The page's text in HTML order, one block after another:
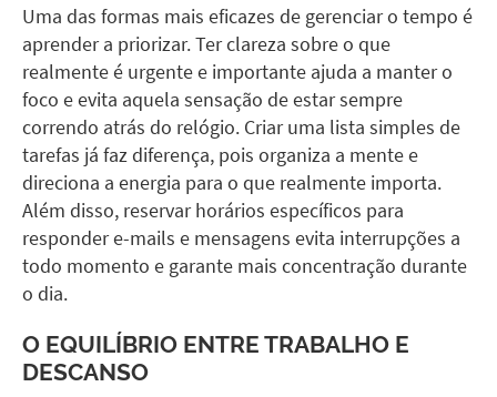
Uma das formas mais eficazes de gerenciar o tempo é
aprender a priorizar. Ter clareza sobre o que
realmente é urgente e importante ajuda a manter o
foco e evita aquela sensação de estar sempre
correndo atrás do relógio. Criar uma lista simples de
tarefas já faz diferença, pois organiza a mente e
direciona a energia para o que realmente importa.
Além disso, reservar horários específicos para
responder e-mails e mensagens evita interrupções a
todo momento e garante mais concentração durante
o dia.
O EQUILÍBRIO ENTRE TRABALHO E
DESCANSO